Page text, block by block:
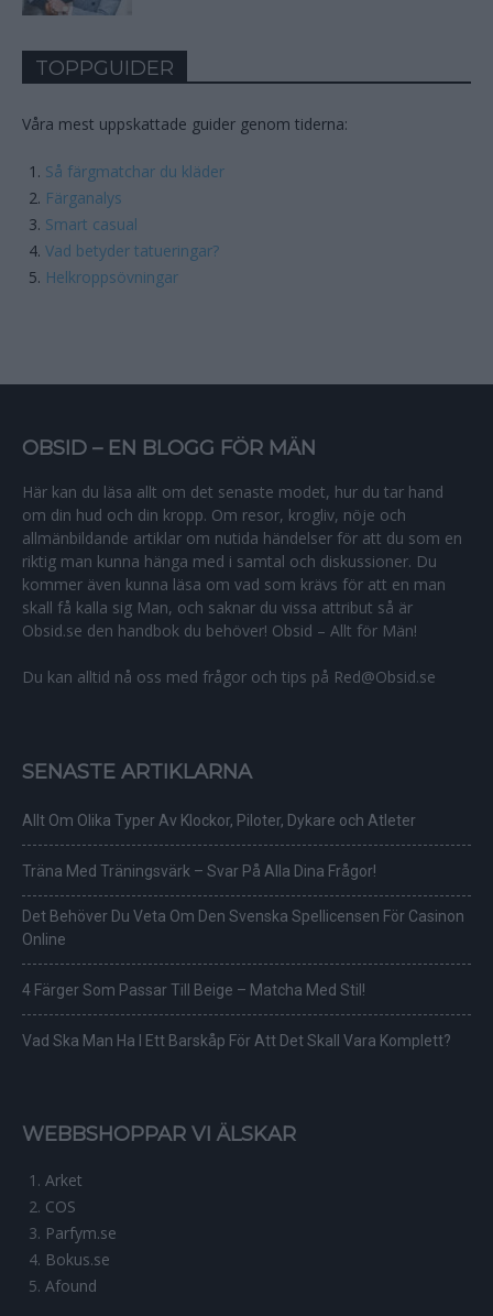
TOPPGUIDER
Våra mest uppskattade guider genom tiderna:
Så färgmatchar du kläder
Färganalys
Smart casual
Vad betyder tatueringar?
Helkroppsövningar
OBSID – EN BLOGG FÖR MÄN
Här kan du läsa allt om det senaste modet, hur du tar hand
om din hud och din kropp. Om resor, krogliv, nöje och
allmänbildande artiklar om nutida händelser för att du som en
riktig man kunna hänga med i samtal och diskussioner. Du
kommer även kunna läsa om vad som krävs för att en man
skall få kalla sig Man, och saknar du vissa attribut så är
Obsid.se den handbok du behöver! Obsid – Allt för Män!
Du kan alltid nå oss med frågor och tips på Red@Obsid.se
SENASTE ARTIKLARNA
Allt Om Olika Typer Av Klockor, Piloter, Dykare och Atleter
Träna Med Träningsvärk – Svar På Alla Dina Frågor!
Det Behöver Du Veta Om Den Svenska Spellicensen För Casinon
Online
4 Färger Som Passar Till Beige – Matcha Med Stil!
Vad Ska Man Ha I Ett Barskåp För Att Det Skall Vara Komplett?
WEBBSHOPPAR VI ÄLSKAR
Arket
COS
Parfym.se
Bokus.se
Afound